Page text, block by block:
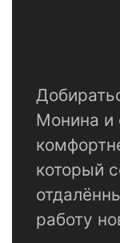
Монина и
который
работу